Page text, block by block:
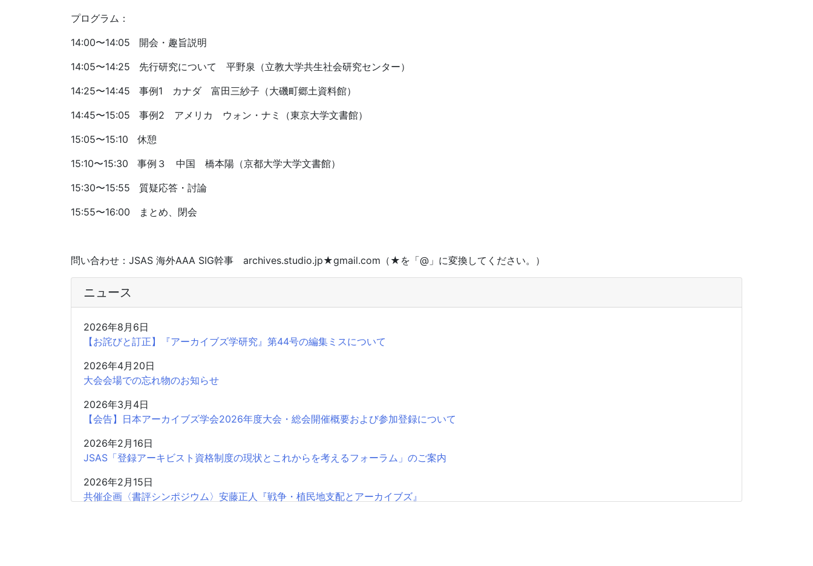
プログラム：
14:00〜14:05 開会・趣旨説明
14:05〜14:25 先行研究について 平野泉（立教大学共生社会研究センター）
14:25〜14:45 事例1 カナダ 富田三紗子（大磯町郷土資料館）
14:45〜15:05 事例2 アメリカ ウォン・ナミ（東京大学文書館）
15:05〜15:10 休憩
15:10〜15:30 事例３ 中国 橋本陽（京都大学大学文書館）
15:30〜15:55 質疑応答・討論
15:55〜16:00 まとめ、閉会
問い合わせ：JSAS 海外AAA SIG幹事 archives.studio.jp★gmail.com（★を「@」に変換してください。）
ニュース
2026年8月6日
【お詫びと訂正】『アーカイブズ学研究』第44号の編集ミスについて
2026年4月20日
大会会場での忘れ物のお知らせ
2026年3月4日
【会告】日本アーカイブズ学会2026年度大会・総会開催概要および参加登録について
2026年2月16日
JSAS「登録アーキビスト資格制度の現状とこれからを考えるフォーラム」のご案内
2026年2月15日
共催企画〈書評シンポジウム〉安藤正人『戦争・植民地支配とアーカイブズ』